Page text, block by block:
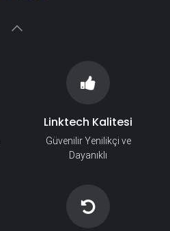
Linktech Kalitesi
Güvenilir Yenilikçi ve
Dayanıklı